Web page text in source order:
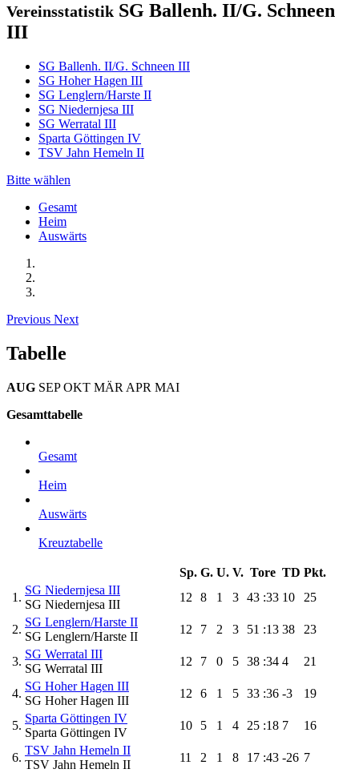
Vereinsstatistik SG Ballenh. II/G. Schneen
III
SG Ballenh. II/G. Schneen III
SG Hoher Hagen III
SG Lenglern/Harste II
SG Niedernjesa III
SG Werratal III
Sparta Göttingen IV
TSV Jahn Hemeln II
Bitte wählen
Gesamt
Heim
Auswärts
Previous Next
Tabelle
AUG SEP OKT MÄR APR MAI
Gesamttabelle
Gesamt
Heim
Auswärts
Kreuztabelle
Sp. G. U. V. Tore TD Pkt.
1.
SG Niedernjesa III
SG Niedernjesa III
12 8 1 3 43 :33 10 25
2.
SG Lenglern/Harste II
SG Lenglern/Harste II
12 7 2 3 51 :13 38 23
3.
SG Werratal III
SG Werratal III
12 7 0 5 38 :34 4 21
4.
SG Hoher Hagen III
SG Hoher Hagen III
12 6 1 5 33 :36 -3 19
5.
Sparta Göttingen IV
Sparta Göttingen IV
10 5 1 4 25 :18 7 16
6.
TSV Jahn Hemeln II
TSV Jahn Hemeln II
11 2 1 8 17 :43 -26 7